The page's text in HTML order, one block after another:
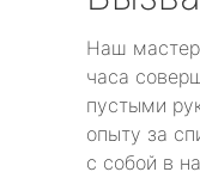
Наш мастер
часа
пустыми
опыту за
с собой в